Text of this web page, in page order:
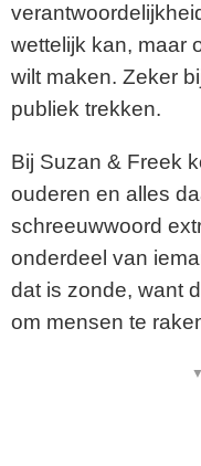
wettelijk kan, maar
wilt maken. Zeker
publiek trekken.
Bij Suzan & Freek
ouderen en alles
schreeuwwoord
onderdeel van
dat is zonde, want
om mensen te